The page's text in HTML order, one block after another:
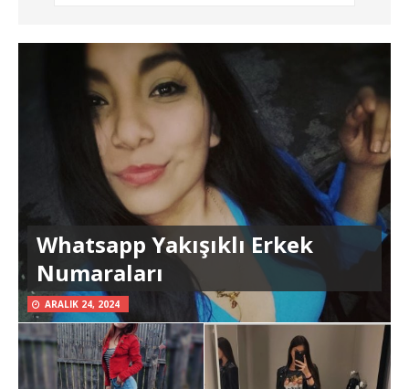
Whatsapp Yakışıklı Erkek
Numaraları
ARALIK 24, 2024